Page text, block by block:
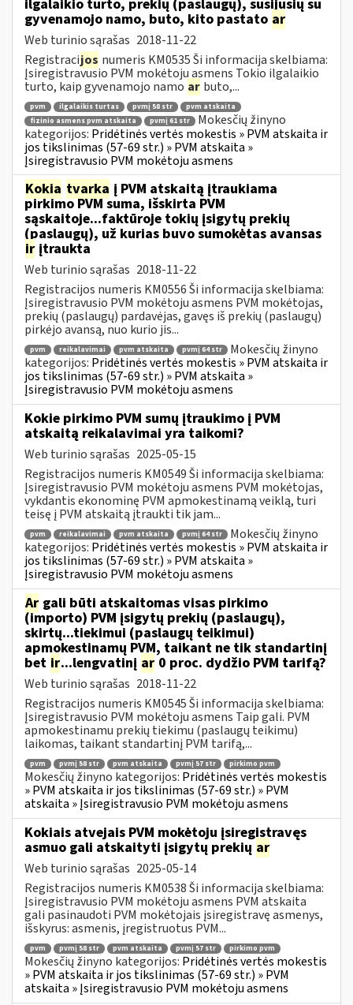
ilgalaikio turto, prekių (paslaugų), susijusių su
gyvenamojo namo, buto, kito pastato ar
Web turinio sąrašas 2018-11-22
Registracijos numeris KM0535 Ši informacija skelbiama:
Įsiregistravusio PVM mokėtoju asmens Tokio ilgalaikio
turto, kaip gyvenamojo namo ar buto,...
pvm ilgalaikis turtas pvmį 58 str
pvm atskaita
fizinio asmens pvm atskaita
pvmį 61 str
Mokesčių žinyno
kategorijos: Pridėtinės vertės mokestis » PVM atskaita ir
jos tikslinimas (57-69 str.) » PVM atskaita »
Įsiregistravusio PVM mokėtoju asmens
Kokia tvarka į PVM atskaitą įtraukiama
pirkimo PVM suma, išskirta PVM
sąskaitoje...faktūroje tokių įsigytų prekių
(paslaugų), už kurias buvo sumokėtas avansas
ir įtraukta
Web turinio sąrašas 2018-11-22
Registracijos numeris KM0556 Ši informacija skelbiama:
Įsiregistravusio PVM mokėtoju asmens PVM mokėtojas,
prekių (paslaugų) pardavėjas, gavęs iš prekių (paslaugų)
pirkėjo avansą, nuo kurio jis...
pvm reikalavimai pvm atskaita pvmį 64 str
Mokesčių žinyno
kategorijos: Pridėtinės vertės mokestis » PVM atskaita ir
jos tikslinimas (57-69 str.) » PVM atskaita »
Įsiregistravusio PVM mokėtoju asmens
Kokie pirkimo PVM sumų įtraukimo į PVM
atskaitą reikalavimai yra taikomi?
Web turinio sąrašas 2025-05-15
Registracijos numeris KM0549 Ši informacija skelbiama:
Įsiregistravusio PVM mokėtoju asmens PVM mokėtojas,
vykdantis ekonominę PVM apmokestinamą veiklą, turi
teisę į PVM atskaitą įtraukti tik jam...
pvm reikalavimai pvm atskaita pvmį 64 str
Mokesčių žinyno
kategorijos: Pridėtinės vertės mokestis » PVM atskaita ir
jos tikslinimas (57-69 str.) » PVM atskaita »
Įsiregistravusio PVM mokėtoju asmens
Ar gali būti atskaitomas visas pirkimo
(importo) PVM įsigytų prekių (paslaugų),
skirtų...tiekimui (paslaugų teikimui)
apmokestinamų PVM, taikant ne tik standartinį
bet ir...lengvatinį ar 0 proc. dydžio PVM tarifą?
Web turinio sąrašas 2018-11-22
Registracijos numeris KM0545 Ši informacija skelbiama:
Įsiregistravusio PVM mokėtoju asmens Taip gali. PVM
apmokestinamu prekių tiekimu (paslaugų teikimu)
laikomas, taikant standartinį PVM tarifą,...
pvm pvmį 58 str pvm atskaita pvmį 57 str pirkimo pvm
Mokesčių žinyno kategorijos: Pridėtinės vertės mokestis
» PVM atskaita ir jos tikslinimas (57-69 str.) » PVM
atskaita » Įsiregistravusio PVM mokėtoju asmens
Kokiais atvejais PVM mokėtoju įsiregistravęs
asmuo gali atskaityti įsigytų prekių ar
Web turinio sąrašas 2025-05-14
Registracijos numeris KM0538 Ši informacija skelbiama:
Įsiregistravusio PVM mokėtoju asmens PVM atskaita
gali pasinaudoti PVM mokėtojais įsiregistravę asmenys,
išskyrus: asmenis, įregistruotus PVM...
pvm pvmį 58 str pvm atskaita pvmį 57 str pirkimo pvm
Mokesčių žinyno kategorijos: Pridėtinės vertės mokestis
» PVM atskaita ir jos tikslinimas (57-69 str.) » PVM
atskaita » Įsiregistravusio PVM mokėtoju asmens